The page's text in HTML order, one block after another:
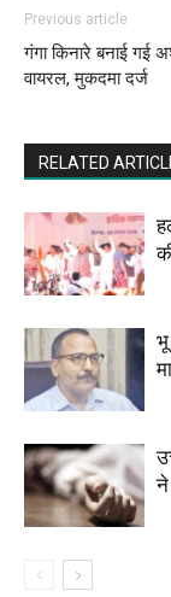
Previous article
गंगा किनारे बनाई गई
वायरल, मुकदमा दर्ज
RELATED
भू
ने